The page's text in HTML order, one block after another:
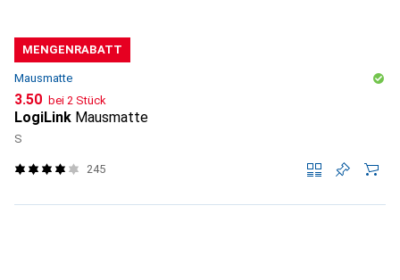
MENGENRABATT
Mausmatte
CHF
3.50 bei 2 Stück
LogiLink Mausmatte
S
245